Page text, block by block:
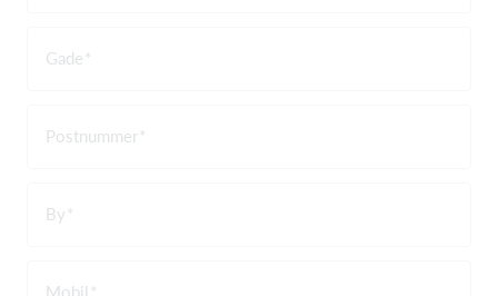
Gade
Postnummer
By
Mobil